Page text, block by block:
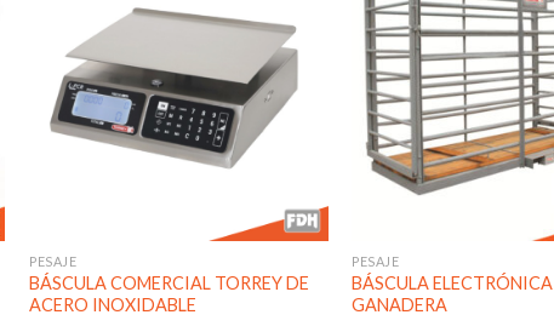
Añadir
a la
lista de
deseos
PESAJE
BÁSCULA COMERCIAL TORREY DE
ACERO INOXIDABLE
PESAJE
BÁSCULA ELECTRÓNICA
GANADERA